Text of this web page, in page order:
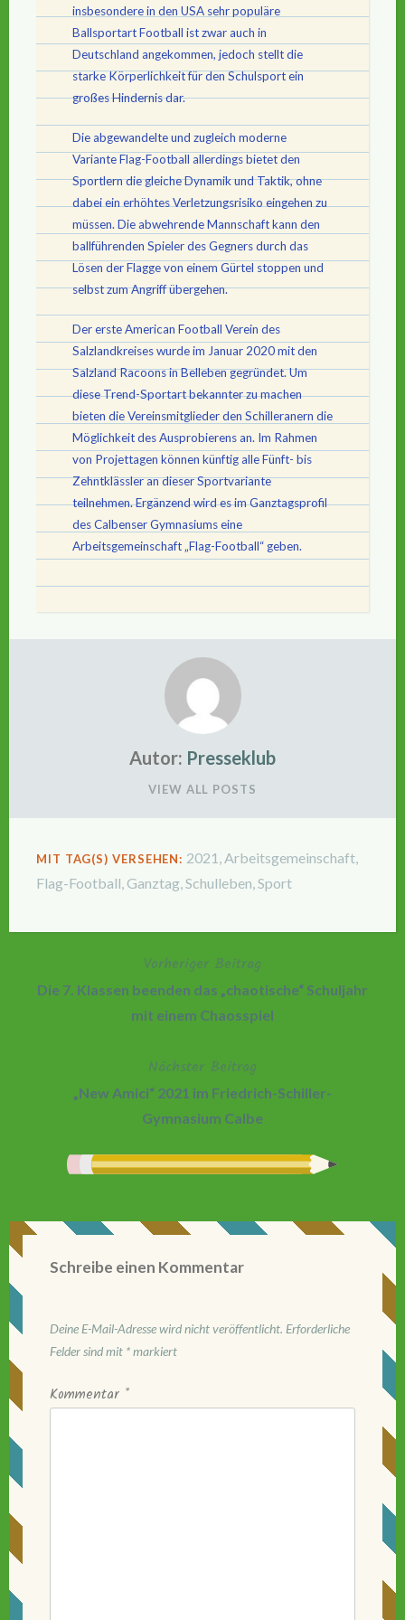
insbesondere in den USA sehr populäre
Ballsportart Football ist zwar auch in
Deutschland angekommen, jedoch stellt die
starke Körperlichkeit für den Schulsport ein
großes Hindernis dar.
Die abgewandelte und zugleich moderne
Variante Flag-Football allerdings bietet den
Sportlern die gleiche Dynamik und Taktik, ohne
dabei ein erhöhtes Verletzungsrisiko eingehen zu
müssen. Die abwehrende Mannschaft kann den
ballführenden Spieler des Gegners durch das
Lösen der Flagge von einem Gürtel stoppen und
selbst zum Angriff übergehen.
Der erste American Football Verein des
Salzlandkreises wurde im Januar 2020 mit den
Salzland Racoons in Belleben gegründet. Um
diese Trend-Sportart bekannter zu machen
bieten die Vereinsmitglieder den Schilleranern die
Möglichkeit des Ausprobierens an. Im Rahmen
von Projettagen können künftig alle Fünft- bis
Zehntklässler an dieser Sportvariante
teilnehmen. Ergänzend wird es im Ganztagsprofil
des Calbenser Gymnasiums eine
Arbeitsgemeinschaft „Flag-Football“ geben.
Autor: Presseklub
VIEW ALL POSTS
MIT TAG(S) VERSEHEN: 2021 Arbeitsgemeinschaft
Flag-Football Ganztag Schulleben Sport
BeitragsnavigationVorheriger Beitrag
Die 7. Klassen beenden das „chaotische“ Schuljahr
mit einem Chaosspiel
Nächster Beitrag
„New Amici“ 2021 im Friedrich-Schiller-
Gymnasium Calbe
Schreibe einen Kommentar
Deine E-Mail-Adresse wird nicht veröffentlicht. Erforderliche
Felder sind mit *markiert
Kommentar *